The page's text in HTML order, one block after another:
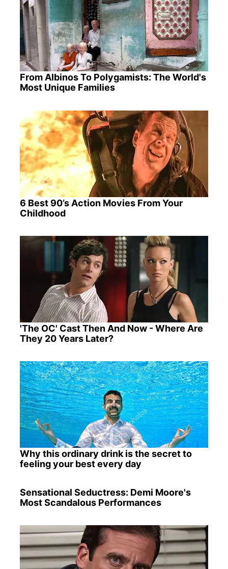
From Albinos To Polygamists: The World's
Most Unique Families
6 Best 90’s Action Movies From Your
Childhood
'The OC' Cast Then And Now - Where Are
They 20 Years Later?
Why this ordinary drink is the secret to
feeling your best every day
Sensational Seductress: Demi Moore's
Most Scandalous Performances